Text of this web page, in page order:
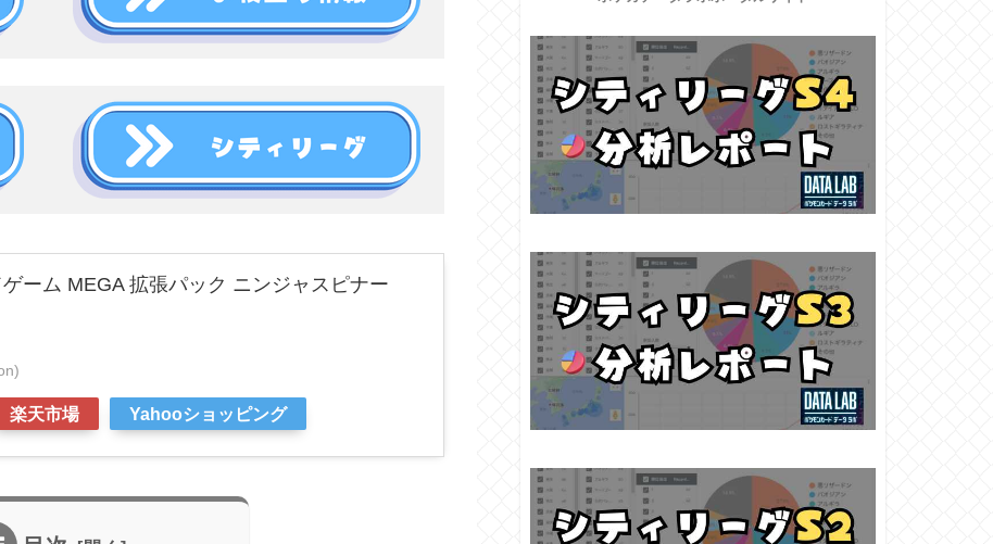
ーム MEGA 拡張パック ニンジャスピナー
楽天市場 Yahooショッピング